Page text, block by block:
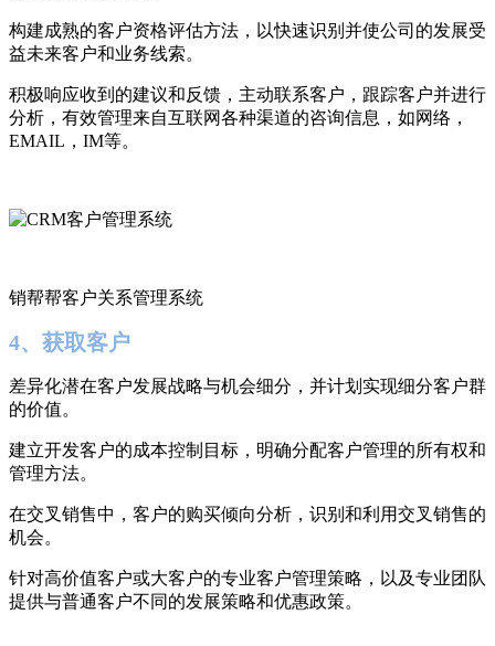
构建成熟的客户资格评估方法，以快速识别并使公司的发展受
益未来客户和业务线索。
积极响应收到的建议和反馈，主动联系客户，跟踪客户并进行
分析，有效管理来自互联网各种渠道的咨询信息，如网络，
EMAIL，IM等。
销帮帮客户关系管理系统
4、获取客户
差异化潜在客户发展战略与机会细分，并计划实现细分客户群
的价值。
建立开发客户的成本控制目标，明确分配客户管理的所有权和
管理方法。
在交叉销售中，客户的购买倾向分析，识别和利用交叉销售的
机会。
针对高价值客户或大客户的专业客户管理策略，以及专业团队
提供与普通客户不同的发展策略和优惠政策。